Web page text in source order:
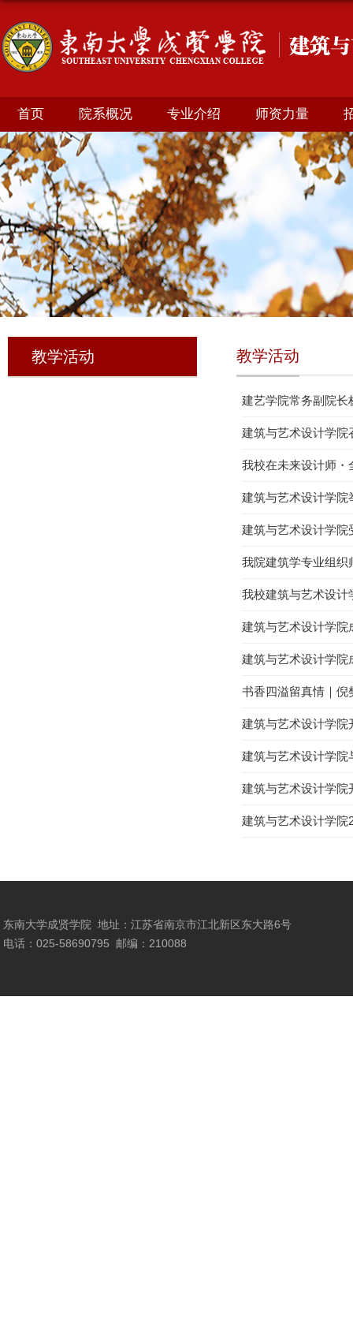
首页 院系概况 专业介绍 师资力量
教学活动 教学活动
建艺学院常务副院长
建筑与艺术设计学院
我校在未来设计师・
建筑与艺术设计学院
建筑与艺术设计学院
我院建筑学专业组
我校建筑与艺术设计
建筑与艺术设计学院
建筑与艺术设计学院
书香四溢留真情｜倪
建筑与艺术设计学院
建筑与艺术设计学院
建筑与艺术设计学院
建筑与艺术设计学院
东南大学成贤学院 地址：江苏省南京市江北新区东大路6号
电话：025-58690795
邮编：210088